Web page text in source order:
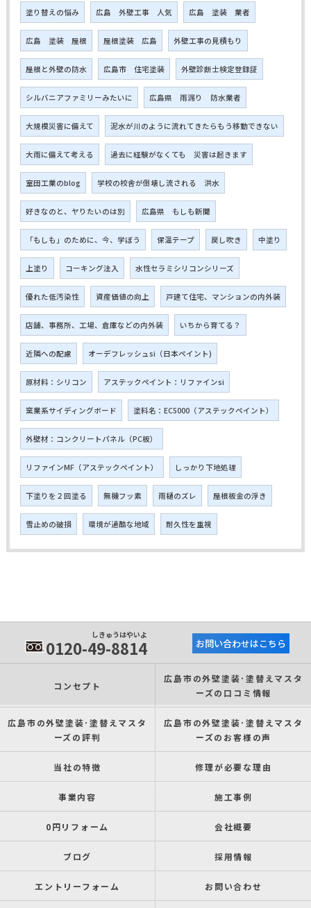
塗り替えの悩み 広島 外壁工事 人気 広島 塗装 業者
広島 塗装 屋根 屋根塗装 広島 外壁工事の見積もり
屋根と外壁の防水 広島市 住宅塗装 外壁診断士検定登録証
シルバニアファミリーみたいに 広島県 雨漏り 防水業者
大規模災害に備えて 泥水が川のように流れてきたらもう移動できない
大雨に備えて考える 過去に経験がなくても 災害は起きます
室田工業のblog 学校の校舎が倒壊し流される 洪水
好きなのと、ヤりたいのは別 広島県 もしも新聞
「もしも」のために、今、学ぼう 保温テープ 戻し吹き 中塗り
上塗り コーキング注入 水性セラミシリコンシリーズ
優れた低汚染性 資産価値の向上 戸建て住宅、マンションの内外装
店舗、事務所、工場、倉庫などの内外装 いちから育てる？
近隣への配慮 オーデフレッシュsi（日本ペイント)
原材料：シリコン アステックペイント：リファインsi
窯業系サイディングボード 塗料名：EC5000（アステックペイント）
外壁材：コンクリートパネル（PC板）
リファインMF（アステックペイント） しっかり下地処理
下塗りを２回塗る 無機フッ素 雨樋のズレ 屋根板金の浮き
雪止めの破損 環境が過酷な地域 耐久性を重視
しきゅうはやいよ
0120-49-8814 お問い合わせはこちら
コンセプト
広島市の外壁塗装･塗替えマスタ
ーズの口コミ情報
広島市の外壁塗装･塗替えマスタ
ーズの評判
広島市の外壁塗装･塗替えマスタ
ーズのお客様の声
当社の特徴 修理が必要な理由
事業内容 施工事例
0円リフォーム 会社概要
ブログ 採用情報
エントリーフォーム お問い合わせ